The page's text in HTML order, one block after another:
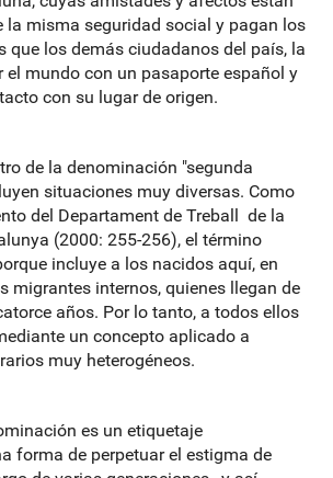
la misma seguridad social y pagan los
que los demás ciudadanos del país, la
el mundo con un pasaporte español y
con su lugar de origen.
de la denominación "segunda
situaciones muy diversas. Como
del Departament de Treball de la
(2000: 255-256), el término
incluye a los nacidos aquí, en
migrantes internos, quienes llegan de
años. Por lo tanto, a todos ellos
un concepto aplicado a
muy heterogéneos.
es un etiquetaje
forma de perpetuar el estigma de